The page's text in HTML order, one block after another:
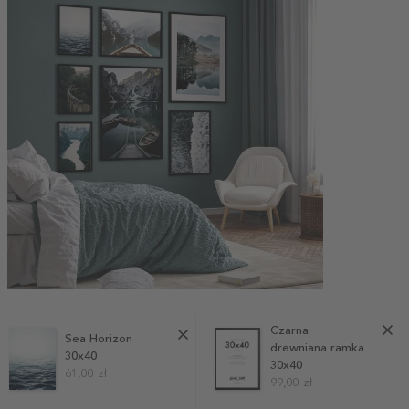
Czarna
drewniana ramka
30x40
99,00 zł
Sea Horizon
30x40
61,00 zł